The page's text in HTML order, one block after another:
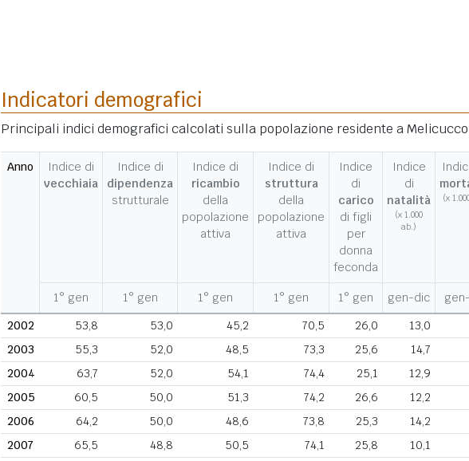
Indicatori demografici
Principali indici demografici calcolati sulla popolazione residente a
Anno
Indice di
vecchiaia
Indice di
dipendenza
strutturale
Indice di
ricambio
della
popolazione
attiva
Indice di
struttura
della
popolazione
attiva
Indice
di
carico
di figli
per
donna
feconda
Indice
di
natalità
(x 1.000
ab.)
(x
1° gen 1° gen 1° gen 1° gen 1° gen gen-dic
2002
53,8 53,0 45,2 70,5 26,0
13,0
2003
55,3 52,0 48,5 73,3 25,6
14,7
2004
63,7 52,0 54,1 74,4 25,1
12,9
2005
60,5 50,0 51,3 74,2 26,6
12,2
2006
64,2 50,0 48,6 73,8 25,3
14,2
2007
65,5 48,8 50,5 74,1 25,8
10,1